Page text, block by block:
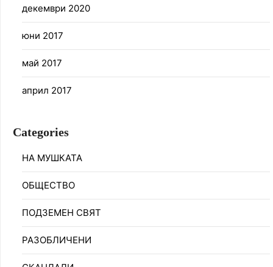
декември 2020
юни 2017
май 2017
април 2017
Categories
НА МУШКАТА
ОБЩЕСТВО
ПОДЗЕМЕН СВЯТ
РАЗОБЛИЧЕНИ